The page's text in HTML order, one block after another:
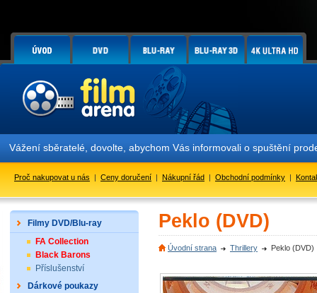
Vážení sběratelé, dovolte, abychom Vás informovali o spuštění
Proč nakupovat u nás | Ceny doručení | Nákupní řád | Obchodní podmínky |
Filmy DVD/Blu-ray
FA Collection
Black Barons
Příslušenství
Dárkové poukazy
Peklo (DVD)
Úvodní strana Thrillery Peklo (DVD)